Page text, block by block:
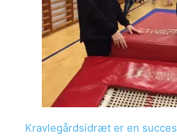
Kravlegårdsidræt er en succes